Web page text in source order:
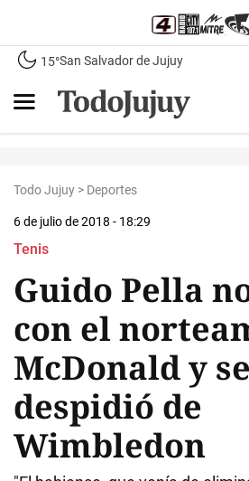
15°San Salvador de Jujuy
Todo Jujuy > Deportes
6 de julio de 2018 - 18:29
Tenis
Guido Pella
con el
McDonald y se
despidió de
Wimbledon